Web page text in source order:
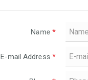
Name *
E-mail Address *